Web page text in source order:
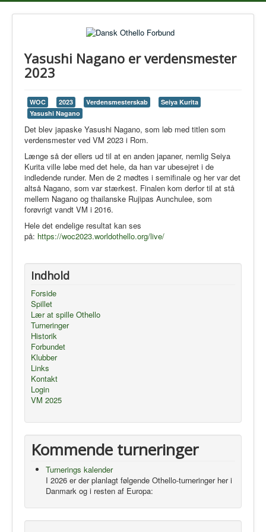
Yasushi Nagano er verdensmester
2023
WOC 2023 Verdensmesterskab
Seiya Kurita
Yasushi Nagano
Det blev japaske Yasushi Nagano, som løb med titlen som
verdensmester ved VM 2023 i Rom.
Længe så der ellers ud til at en anden japaner, nemlig Seiya
Kurita ville løbe med det hele, da han var ubesejret i de
indledende runder. Men de 2 mødtes i semifinale og her var det
altså Nagano, som var stærkest. Finalen kom derfor til at stå
mellem Nagano og thailanske Rujipas Aunchulee, som
forøvrigt vandt VM i 2016.
Hele det endelige resultat kan ses
på: https://woc2023.worldothello.org/live/
Indhold
Forside
Spillet
Lær at spille Othello
Turneringer
Historik
Forbundet
Klubber
Links
Kontakt
Login
VM 2025
Kommende turneringer
Turnerings kalender
I 2026 er der planlagt følgende Othello-turneringer her i
Danmark og i resten af Europa: